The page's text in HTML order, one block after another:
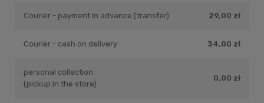
Courier - payment in advance (transfer) 29,00 zł
Courier - cash on delivery 34,00 zł
personal collection
(pickup in the store)
0,00 zł